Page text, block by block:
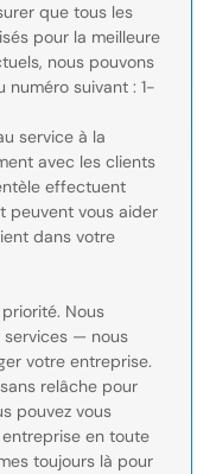
que tous les
pour la meilleure
nous pouvons
suivant : 1-
service à la
avec les clients
effectuent
peuvent vous aider
dans votre
Nous
services — nous
votre entreprise.
relâche pour
pouvez vous
en toute
toujours là pour